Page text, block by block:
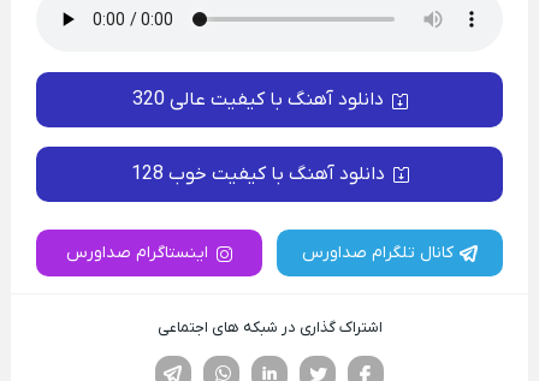
دانلود آهنگ با کیفیت عالی 320
دانلود آهنگ با کیفیت خوب 128
کانال تلگرام صداورس اینستاگرام صداورس
اشتراک گذاری در شبکه های اجتماعی
لینکدین تویتر
فیسوک